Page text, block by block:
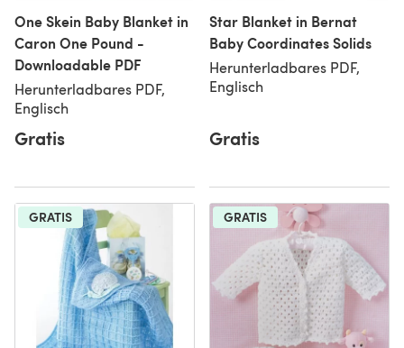
One Skein Baby Blanket in
Caron One Pound -
Downloadable PDF
Herunterladbares PDF,
Englisch
Gratis
Star Blanket in Bernat
Baby Coordinates Solids
Herunterladbares PDF,
Englisch
Gratis
GRATIS GRATIS